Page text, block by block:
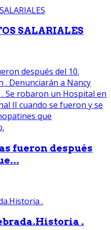
SALARIALES
fueron después
.